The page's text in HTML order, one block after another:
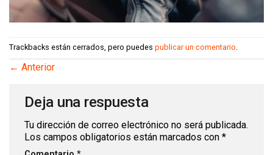
Trackbacks están cerrados, pero puedes publicar un comentario.
← Anterior
Deja una respuesta
Tu dirección de correo electrónico no será publicada.
Los campos obligatorios están marcados con *